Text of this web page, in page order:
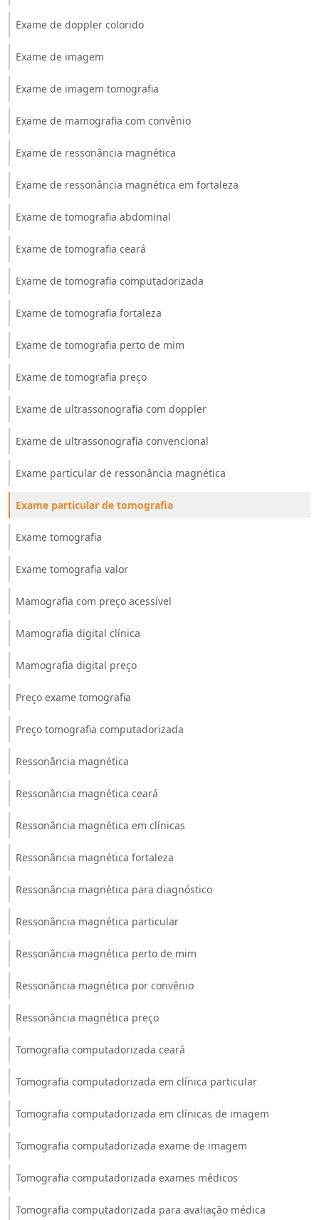
Exame de doppler colorido
Exame de imagem
Exame de imagem tomografia
Exame de mamografia com convênio
Exame de ressonância magnética
Exame de ressonância magnética em fortaleza
Exame de tomografia abdominal
Exame de tomografia ceará
Exame de tomografia computadorizada
Exame de tomografia fortaleza
Exame de tomografia perto de mim
Exame de tomografia preço
Exame de ultrassonografia com doppler
Exame de ultrassonografia convencional
Exame particular de ressonância magnética
Exame particular de tomografia
Exame tomografia
Exame tomografia valor
Mamografia com preço acessível
Mamografia digital clínica
Mamografia digital preço
Preço exame tomografia
Preço tomografia computadorizada
Ressonância magnética
Ressonância magnética ceará
Ressonância magnética em clínicas
Ressonância magnética fortaleza
Ressonância magnética para diagnóstico
Ressonância magnética particular
Ressonância magnética perto de mim
Ressonância magnética por convênio
Ressonância magnética preço
Tomografia computadorizada ceará
Tomografia computadorizada em clínica particular
Tomografia computadorizada em clínicas de imagem
Tomografia computadorizada exame de imagem
Tomografia computadorizada exames médicos
Tomografia computadorizada para avaliação médica